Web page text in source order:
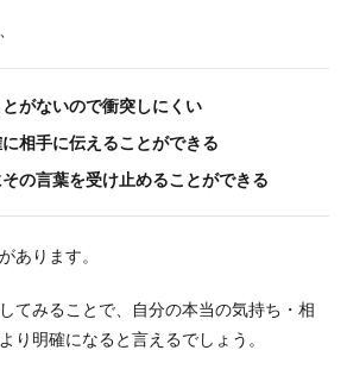
がないので衝突しにくい
相手に伝えることができる
の言葉を受け止めることができる
あります。
てみることで、自分の本当の気持ち・相
り明確になると言えるでしょう。